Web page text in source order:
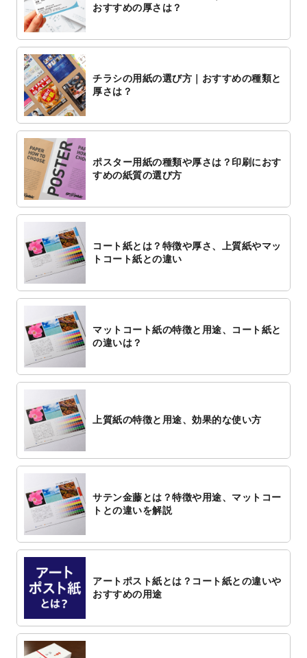
おすすめの厚さは？
チラシの用紙の選び方｜おすすめの種類と
厚さは？
ポスター用紙の種類や厚さは？印刷におす
すめの紙質の選び方
コート紙とは？特徴や厚さ、上質紙やマッ
トコート紙との違い
マットコート紙の特徴と用途、コート紙と
の違いは？
上質紙の特徴と用途、効果的な使い方
サテン金藤とは？特徴や用途、マットコー
トとの違いを解説
アートポスト紙とは？コート紙との違いや
おすすめの用途